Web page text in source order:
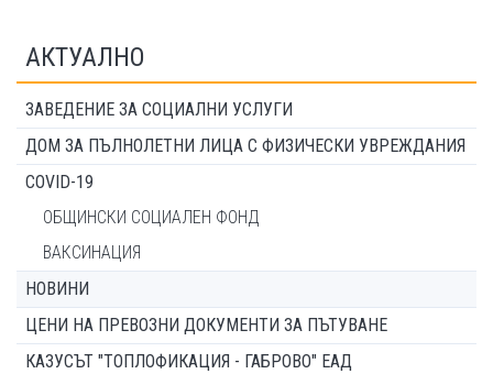
АКТУАЛНО
ЗАВЕДЕНИЕ ЗА СОЦИАЛНИ УСЛУГИ
ДОМ ЗА ПЪЛНОЛЕТНИ ЛИЦА С ФИЗИЧЕСКИ УВРЕЖДАНИЯ
COVID-19
ОБЩИНСКИ СОЦИАЛЕН ФОНД
ВАКСИНАЦИЯ
НОВИНИ
ЦЕНИ НА ПРЕВОЗНИ ДОКУМЕНТИ ЗА ПЪТУВАНЕ
КАЗУСЪТ "ТОПЛОФИКАЦИЯ - ГАБРОВО" ЕАД